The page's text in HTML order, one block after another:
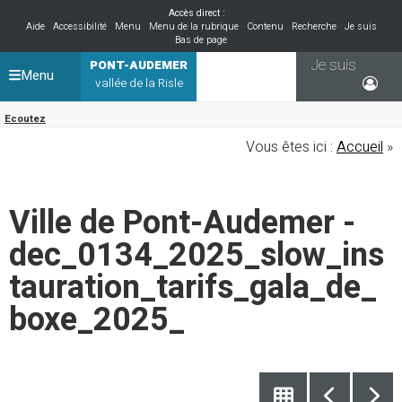
Accès direct :
Aide
Accessibilité Menu Menu de la rubrique Contenu Recherche
Je suis
Bas de page
PONT-AUDEMER
vallée de la Risle
Ecoutez
Je suis
Menu
Vous êtes ici : Accueil »
Ville de Pont-Audemer -
dec_0134_2025_slow_ins
tauration_tarifs_gala_de_
boxe_2025_